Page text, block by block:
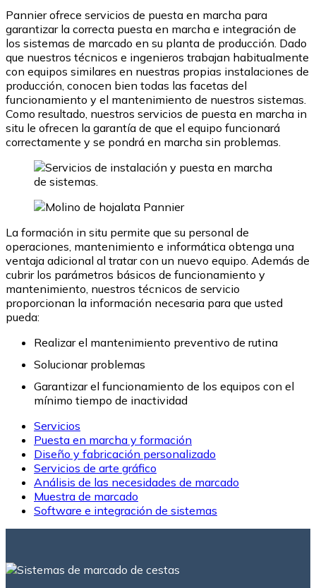
Pannier ofrece servicios de puesta en marcha para
garantizar la correcta puesta en marcha e integración de
los sistemas de marcado en su planta de producción. Dado
que nuestros técnicos e ingenieros trabajan habitualmente
con equipos similares en nuestras propias instalaciones de
producción, conocen bien todas las facetas del
funcionamiento y el mantenimiento de nuestros sistemas.
Como resultado, nuestros servicios de puesta en marcha in
situ le ofrecen la garantía de que el equipo funcionará
correctamente y se pondrá en marcha sin problemas.
La formación in situ permite que su personal de
operaciones, mantenimiento e informática obtenga una
ventaja adicional al tratar con un nuevo equipo. Además de
cubrir los parámetros básicos de funcionamiento y
mantenimiento, nuestros técnicos de servicio
proporcionan la información necesaria para que usted
pueda:
Realizar el mantenimiento preventivo de rutina
Solucionar problemas
Garantizar el funcionamiento de los equipos con el
mínimo tiempo de inactividad
Servicios
Puesta en marcha y formación
Diseño y fabricación personalizado
Servicios de arte gráfico
Análisis de las necesidades de marcado
Muestra de marcado
Software e integración de sistemas